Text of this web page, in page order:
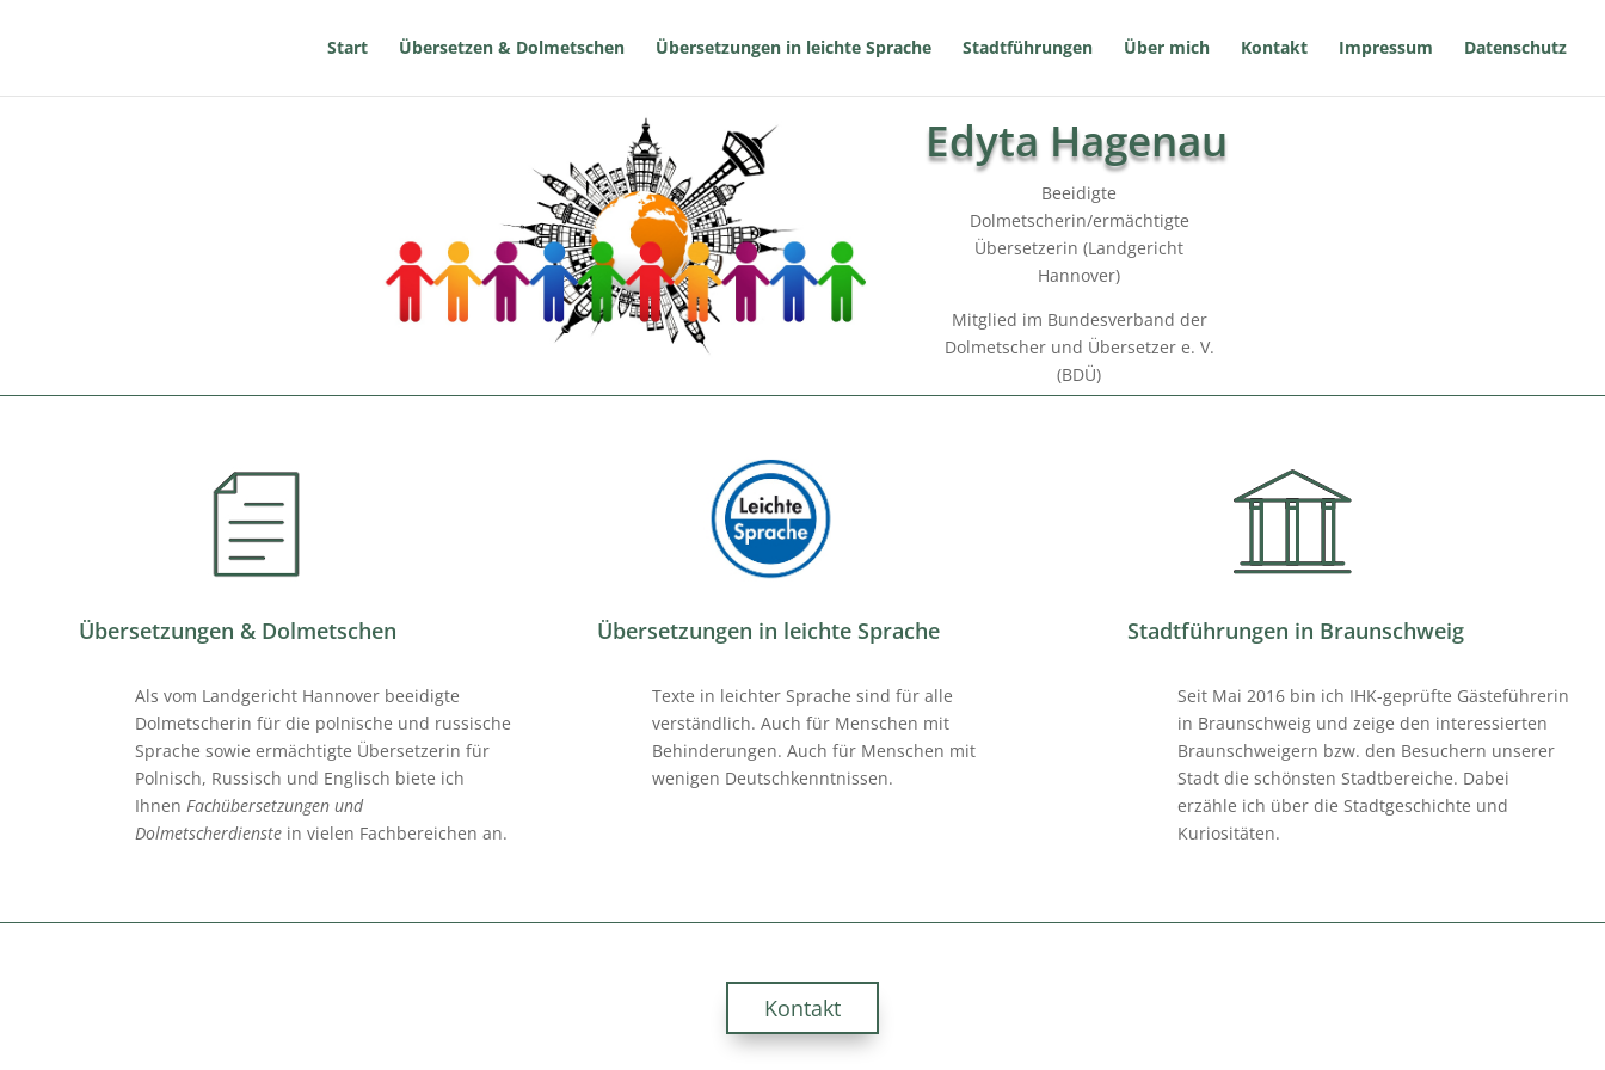
Start Übersetzen & Dolmetschen Übersetzungen in leichte Sprache Stadtführungen Über mich Kontakt Impressum Datenschutz
Edyta Hagenau
Beeidigte
Dolmetscherin/ermächtigte
Übersetzerin (Landgericht
Hannover)
Mitglied im Bundesverband der
Dolmetscher und Übersetzer e. V.
(BDÜ)
Übersetzungen & Dolmetschen Übersetzungen in leichte Sprache Stadtführungen in Braunschweig
Als vom Landgericht Hannover beeidigte
Dolmetscherin für die polnische und russische
Sprache sowie ermächtigte Übersetzerin für
Polnisch, Russisch und Englisch biete ich
Ihnen Fachübersetzungen und
Dolmetscherdienste in vielen Fachbereichen an.
Texte in leichter Sprache sind für alle
verständlich. Auch für Menschen mit
Behinderungen. Auch für Menschen mit
wenigen Deutschkenntnissen.
Seit Mai 2016 bin ich IHK-geprüfte Gästeführerin
in Braunschweig und zeige den interessierten
Braunschweigern bzw. den Besuchern unserer
Stadt die schönsten Stadtbereiche. Dabei
erzähle ich über die Stadtgeschichte und
Kuriositäten.
Kontakt